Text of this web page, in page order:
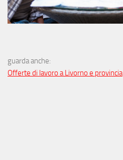
guarda anche:
Offerte di lavoro a Livorno e provincia